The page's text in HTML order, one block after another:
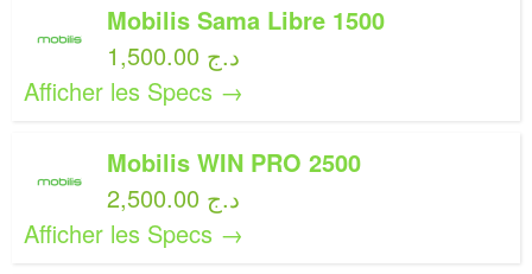
Mobilis Sama Libre 1500
1,500.00 د.ج
Afficher les Specs →
Mobilis WIN PRO 2500
2,500.00 د.ج
Afficher les Specs →